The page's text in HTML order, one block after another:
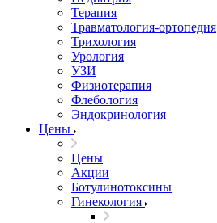
Терапия
Травматология-ортопедия
Трихология
Урология
УЗИ
Физиотерапия
Флебология
Эндокринология
Цены
Цены
Акции
Ботулинотоксины
Гинекология